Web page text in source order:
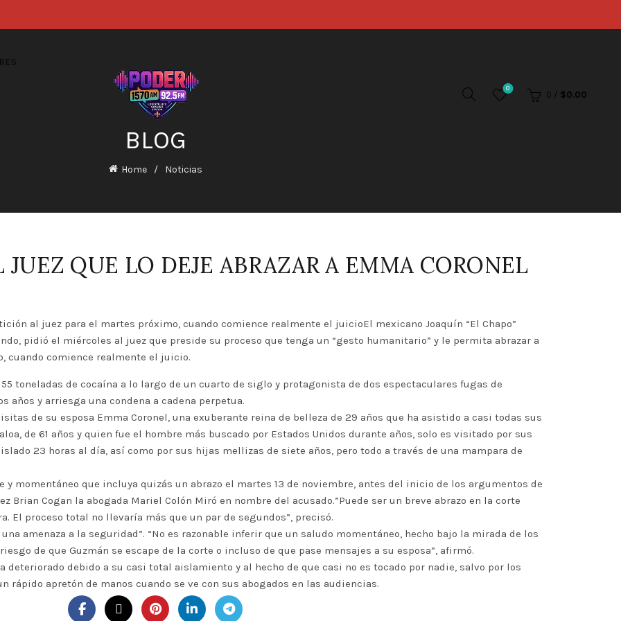
0
0 / $0.00
BLOG
Home Noticias
QUE LO DEJE ABRAZAR A EMMA CORONEL
al juez para el martes próximo, cuando comience realmente el juicioEl mexicano Joaquín “El Chapo”
pidió el miércoles al juez que preside su proceso que tenga un “gesto humanitario” y le permita abrazar a
cuando comience realmente el juicio.
toneladas de cocaína a lo largo de un cuarto de siglo y protagonista de dos espectaculares fugas de
años y arriesga una condena a cadena perpetua.
de su esposa Emma Coronel, una exuberante reina de belleza de 29 años que ha asistido a casi todas sus
de 61 años y quien fue el hombre más buscado por Estados Unidos durante años, solo es visitado por sus
23 horas al día, así como por sus hijas mellizas de siete años, pero todo a través de una mampara de
y momentáneo que incluya quizás un abrazo el martes 13 de noviembre, antes del inicio de los argumentos de
Brian Cogan la abogada Mariel Colón Miró en nombre del acusado.”Puede ser un breve abrazo en la corte
El proceso total no llevaría más que un par de segundos”, precisó.
amenaza a la seguridad”. “No es razonable inferir que un saludo momentáneo, hecho bajo la mirada de los
de que Guzmán se escape de la corte o incluso de que pase mensajes a su esposa”, afirmó.
deteriorado debido a su casi total aislamiento y al hecho de que casi no es tocado por nadie, salvo por los
rápido apretón de manos cuando se ve con sus abogados en las audiencias.